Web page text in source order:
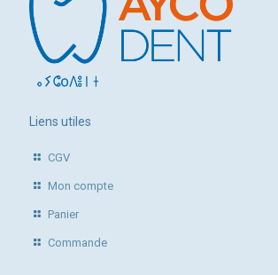
Liens utiles
CGV
Mon compte
Panier
Commande